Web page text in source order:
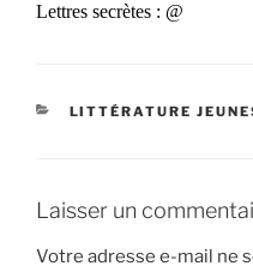
Lettres secrètes : @
CATÉGORIES
LITTÉRATURE
Laisser un
Votre adresse e-mail ne